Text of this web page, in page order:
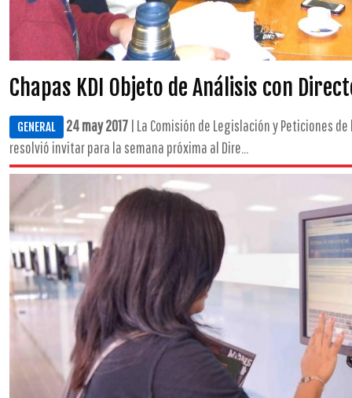
Chapas KDI Objeto de Análisis con
GENERAL 24 may 2017 | La Comisión de Legislación y Peticiones
resolvió invitar para la semana próxima al Dire...